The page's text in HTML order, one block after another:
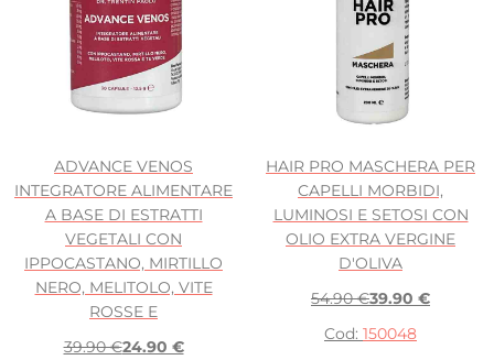
ADVANCE VENOS
INTEGRATORE ALIMENTARE
A BASE DI ESTRATTI
VEGETALI CON
IPPOCASTANO, MIRTILLO
NERO, MELITOLO, VITE
ROSSE E
39.90 €24.90 €
HAIR PRO MASCHERA PER
CAPELLI MORBIDI,
LUMINOSI E SETOSI CON
OLIO EXTRA VERGINE
D'OLIVA
54.90 €39.90 €
Cod: 150048